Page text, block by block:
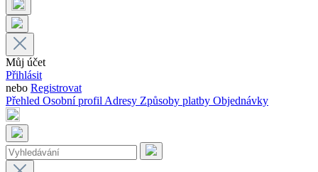
Můj účet
Přihlásit
nebo Registrovat
Přehled Osobní profilAdresy Způsoby platby Objednávky